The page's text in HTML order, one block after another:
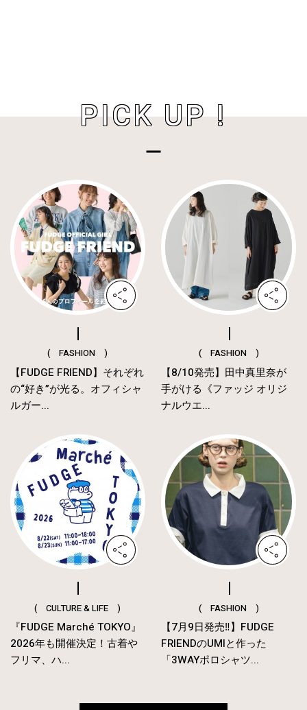
PICK UP !
( FASHION )
【FUDGE FRIEND】それぞれ
の“好き”が光る。オフィシャ
ルガー...
( FASHION )
【8/10発売】田中真里奈が
手がける《ファッジ オリジ
ナルウエ...
( CULTURE & LIFE )
『FUDGE Marché TOKYO』
2026年も開催決定！古着や
フリマ、ハ...
( FASHION )
【7月9日発売‼︎】FUDGE
FRIENDのUMIと作った
「3WAYポロシャツ...